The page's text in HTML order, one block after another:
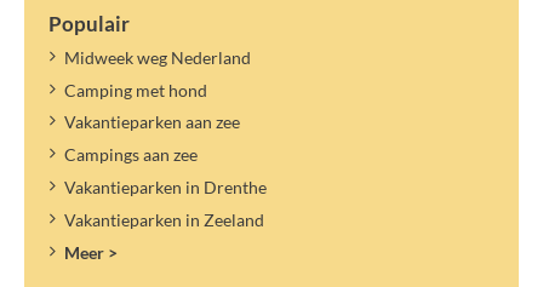
Populair
Midweek weg Nederland
Camping met hond
Vakantieparken aan zee
Campings aan zee
Vakantieparken in Drenthe
Vakantieparken in Zeeland
Meer >